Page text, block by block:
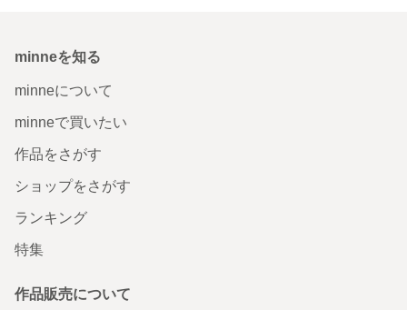
minneを知る
minneについて
minneで買いたい
作品をさがす
ショップをさがす
ランキング
特集
作品販売について